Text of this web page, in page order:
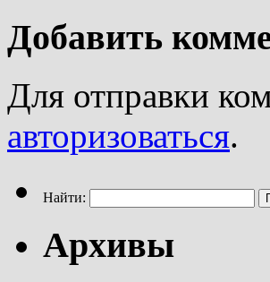
Добавить
Для отправки
авторизоваться.
Найти:
Архивы